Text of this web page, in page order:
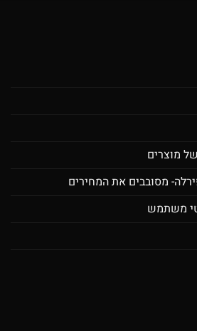
מוצרים
מסובבים את המחירים
משתמש